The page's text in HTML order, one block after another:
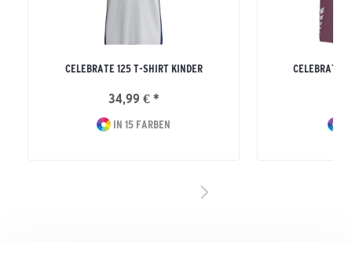
CELEBRATE 125 T-SHIRT KINDER
34,99 € *
IN 15 FARBEN
CELEBRATE